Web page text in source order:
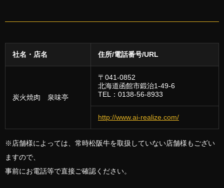
社名・店名 住所/電話番号/URL
炭火焼肉 泉味亭
〒041-0852
北海道函館市鍛治1-49-6
TEL：0138-56-8933
http://www.ai-realize.com/
※店舗様によっては、常時松阪牛を取扱していない店舗様もござい
ますので、
事前にお電話等で直接ご確認ください。